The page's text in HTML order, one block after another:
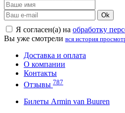
Ok
Я согласен(а) на обработку
Вы уже смотрели вся история
Доставка и оплата
О компании
Контакты
Отзывы 787
Билеты Armin van Buuren